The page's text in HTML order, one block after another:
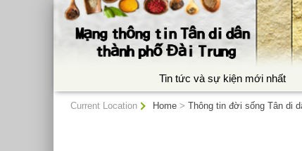
Tin tức và sự kiện mới nhất
:::
Current Location
Home >Thông tin đời sống Tân di